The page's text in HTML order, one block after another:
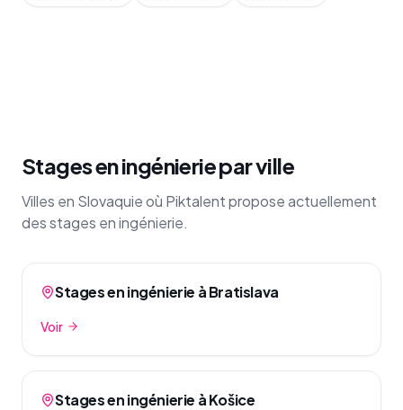
Stages en ingénierie par ville
Villes en Slovaquie où Piktalent propose actuellement
des stages en ingénierie.
Stages en ingénierie à Bratislava
Voir
Stages en ingénierie à Košice